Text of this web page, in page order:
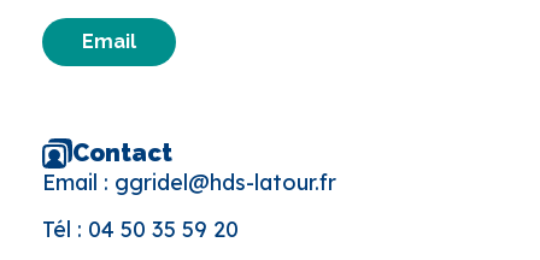
Email
Contact
Email : ggridel@hds-latour.fr
Tél : 04 50 35 59 20